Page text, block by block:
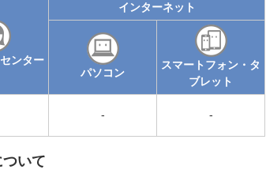
ンター
インターネット
パソコン
スマートフォン・タ
ブレット
- -
ついて